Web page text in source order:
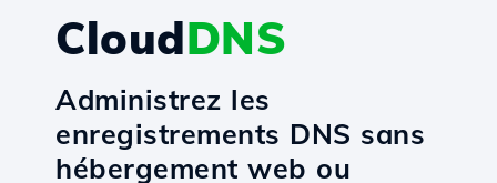
CloudDNS
Administrez les
enregistrements DNS sans
hébergement web ou